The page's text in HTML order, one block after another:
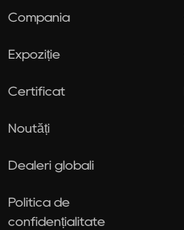
Compania
Expoziție
Certificat
Noutăți
Dealeri globali
Politica de
confidențialitate